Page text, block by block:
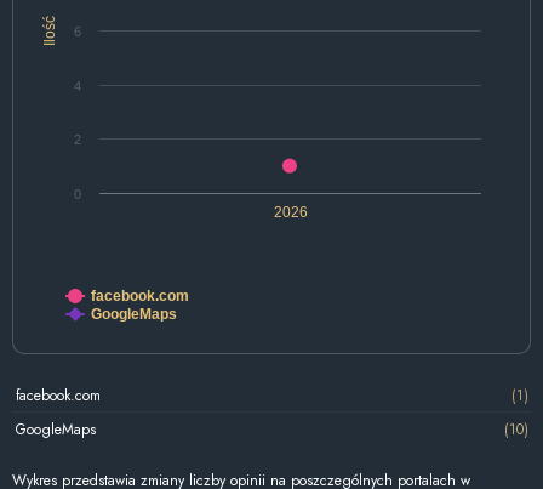
Ilość
2026
0
2
4
6
facebook.com
GoogleMaps
facebook.com
(1)
GoogleMaps
(10)
Wykres przedstawia zmiany liczby opinii na poszczególnych portalach w